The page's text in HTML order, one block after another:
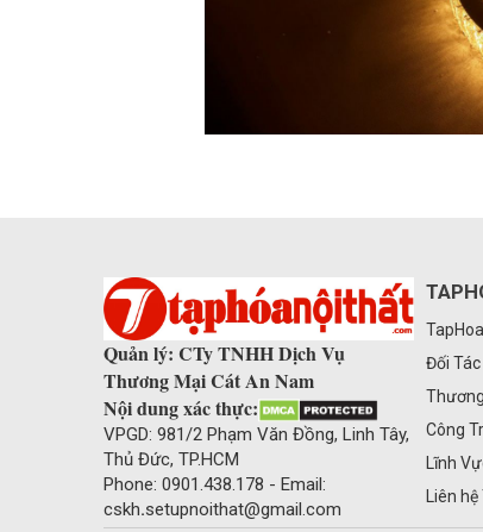
Quản lý: CTy TNHH Dịch Vụ
Thương Mại Cát An Nam
Nội dung xác thực:
VPGD: 981/2 Phạm Văn Đồng, Linh Tây,
Thủ Đức, TP.HCM
Phone: 0901.438.178 - Email:
cskh.setupnoithat@gmail.com
Đối Tác
Công
Lĩnh
Liên